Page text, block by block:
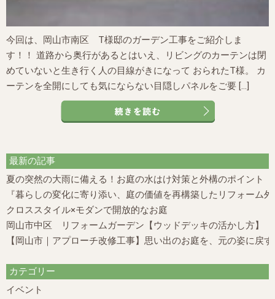
今回は、岡山市南区 T様邸のガーデン工事をご紹介しま
す！！ 道路から奥行があるとはいえ、リビングのカーテンは閉
めていないと生き行く人の目線がきになって おられたT様。 カ
ーテンを全開にしても気にならない目隠しパネルをご要 […]
最新の記事
夏の突然の大雨に備える！お庭の水はけ対策と外構のポイント
『暮らしの変化に寄り添い、庭の価値を再構築したリフォーム
クロススタイル×モダンで開放的なお庭
岡山市中区 リフォームガーデン【ウッドデッキの活かし方】
【岡山市｜アプローチ改修工事】思い出のお庭を、元の姿に戻
カテゴリー
イベント